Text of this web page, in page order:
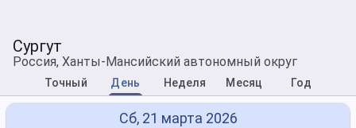
Сургут
Россия, Ханты-Мансийский автономный округ
Точный День Неделя Месяц Год
Сб, 21 марта 2026